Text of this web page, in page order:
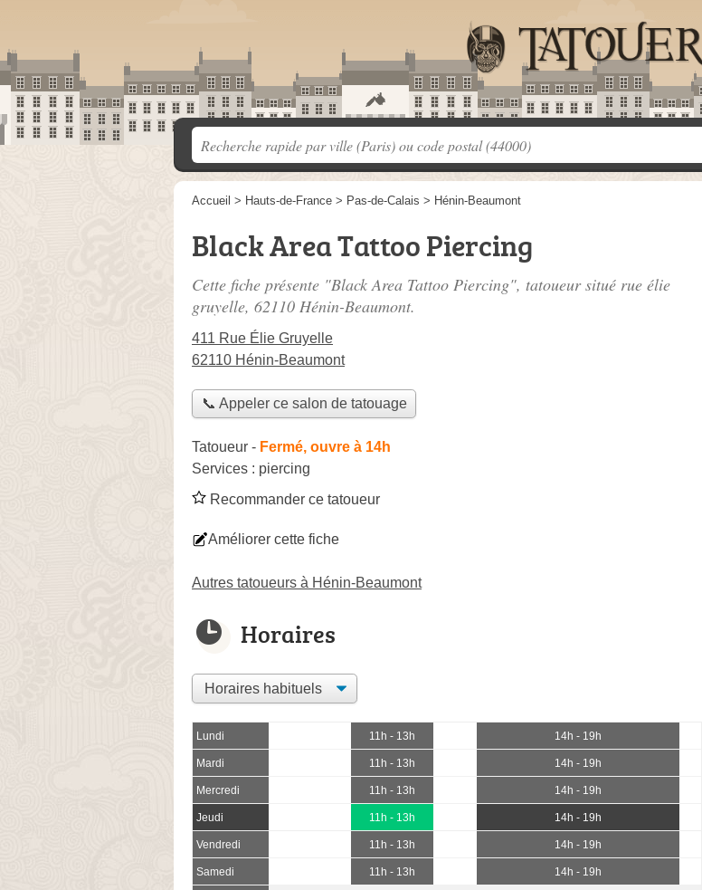
Accueil > Hauts-de-France > Pas-de-Calais > Hénin-Beaumont
Black Area Tattoo Piercing
Cette fiche présente "Black Area Tattoo Piercing", tatoueur situé rue élie
gruyelle, 62110 Hénin-Beaumont.
411 Rue Élie Gruyelle
62110 Hénin-Beaumont
📞 Appeler ce salon de tatouage
Tatoueur - Fermé, ouvre à 14h
Services : piercing
Recommander ce tatoueur
Améliorer cette fiche
Autres tatoueurs à Hénin-Beaumont
Horaires
Lundi 11h - 13h 14h - 19h
Mardi 11h - 13h 14h - 19h
Mercredi 11h - 13h 14h - 19h
Jeudi 11h - 13h 14h - 19h
Vendredi 11h - 13h 14h - 19h
Samedi 11h - 13h 14h - 19h